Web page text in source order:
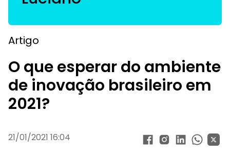
Artigo
O que esperar do ambiente
de inovação brasileiro em
2021?
21/01/2021 16:04